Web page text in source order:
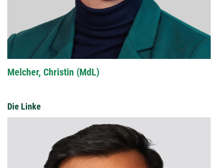
Melcher, Christin (MdL)
Die Linke